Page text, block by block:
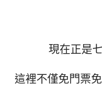
現在正是
這裡不僅免門票